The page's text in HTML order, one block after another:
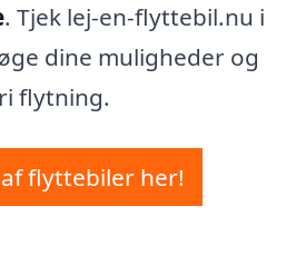
. Tjek lej-en-flyttebil.nu i
dine muligheder og
flytning.
flyttebiler her!